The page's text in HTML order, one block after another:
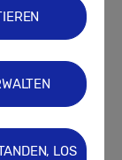
2026
LOS